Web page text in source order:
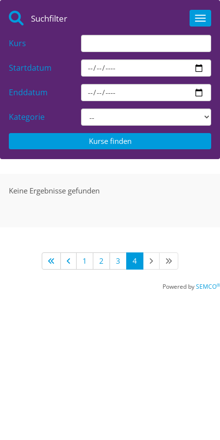
Suchfilter
Kurs
Startdatum
Enddatum
Kategorie
Keine Ergebnisse gefunden
1 2 3 4
Powered bySEMCO®